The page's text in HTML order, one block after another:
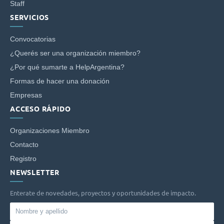
Staff
SERVICIOS
Convocatorias
¿Querés ser una organización miembro?
¿Por qué sumarte a HelpArgentina?
Formas de hacer una donación
Empresas
ACCESO RÁPIDO
Organizaciones Miembro
Contacto
Registro
NEWSLETTER
Enterate de novedades, proyectos y oportunidades de impacto.
Nombre
y